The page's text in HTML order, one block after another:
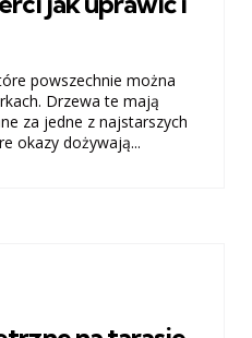
powszechnie można
Drzewa te mają
za jedne z najstarszych
okazy dożywają...